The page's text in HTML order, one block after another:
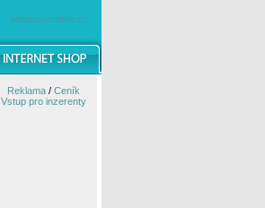
windowsmobile.cz
Reklama/ Ceník
Vstup pro inzerenty